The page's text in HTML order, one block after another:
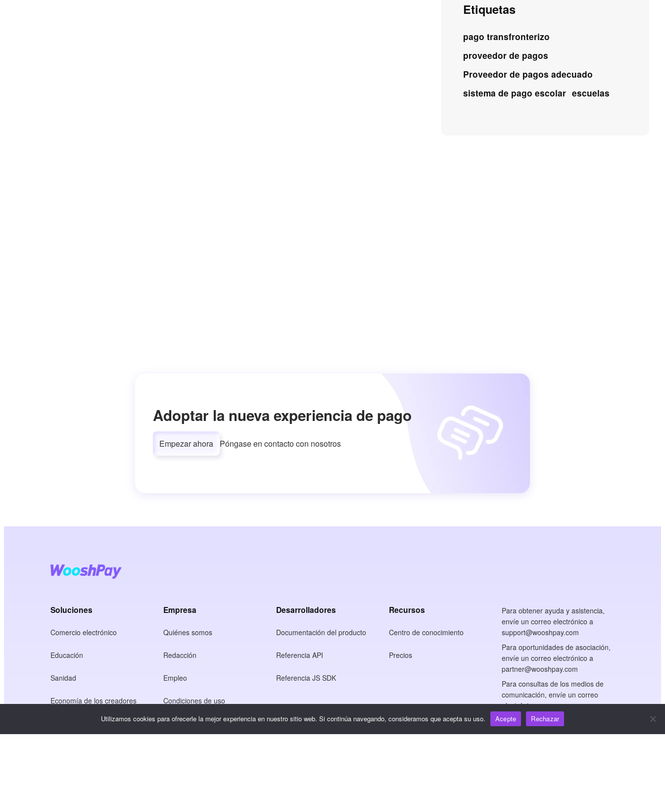
Etiquetas
pago transfronterizo
proveedor de pagos
Proveedor de pagos adecuado
sistema de pago escolar escuelas
Adoptar la nueva experiencia de pago
Empezar ahora Póngase en contacto con nosotros
Soluciones
Comercio electrónico
Educación
Sanidad
Economía de los creadores
Empresa
Quiénes somos
Redacción
Empleo
Condiciones de uso
Política de privacidad
Desarrolladores
Documentación del producto
Referencia API
Referencia JS SDK
Recursos
Centro de conocimiento
Precios
Para obtener ayuda y asistencia,
envíe un correo electrónico a
support@wooshpay.com
Para oportunidades de asociación,
envíe un correo electrónico a
partner@wooshpay.com
Para consultas de los medios de
comunicación, envíe un correo
electrónico a
media@wooshpay.com
Utilizamos cookies para ofrecerle la mejor experiencia en nuestro sitio web. Si continúa navegando, consideramos que acepta su uso. Acepte Rechazar